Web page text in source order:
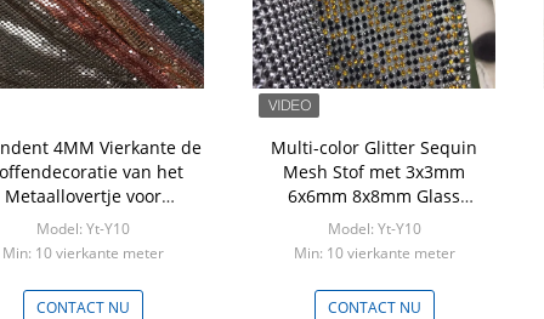
4MM Vierkante de
van het
Metaallovertje voor
Kleding/Kledingstuk
Model: Yt-Y10
Min: 10 vierkante meter
CONTACT NU
Multi-color Glitter Sequin
Mesh Stof met 3x3mm
6x6mm 8x8mm Glass
Rhinestone voor kleding en
kleding
Model: Yt-Y10
Min: 10 vierkante meter
CONTACT NU